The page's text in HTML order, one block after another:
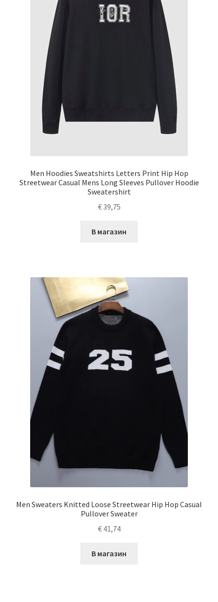
Men Hoodies Sweatshirts Letters Print Hip Hop
Streetwear Casual Mens Long Sleeves Pullover Hoodie
Sweatershirt
€39,75
В магазин
Men Sweaters Knitted Loose Streetwear Hip Hop Casual
Pullover Sweater
€41,74
В магазин